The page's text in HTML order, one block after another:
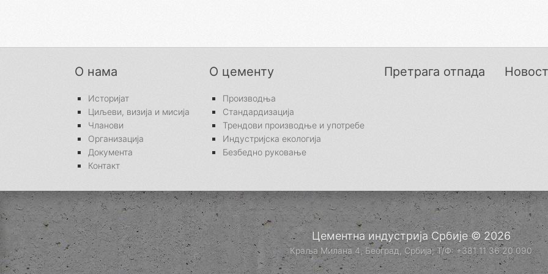
О нама
Историјат
Циљеви, визија и мисија
Чланови
Организација
Документа
Контакт
О цементу
Производња
Стандардизација
Трендови производње и употребе
Индустријска екологија
Безбедно руковање
Претрага отпада
Цементна индустрија Србије © 2026
Краља Милана 4, Београд, Србија; Т/Ф: +381 11 36 20 090